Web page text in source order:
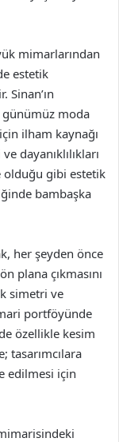
mimarlarından
estetik
Sinan’ın
moda
ilham kaynağı
dayanıklılıkları
olduğu gibi estetik
bambaşka
her şeyden önce
plana çıkmasını
simetri ve
portföyünde
özellikle kesim
tasarımcılara
edilmesi için